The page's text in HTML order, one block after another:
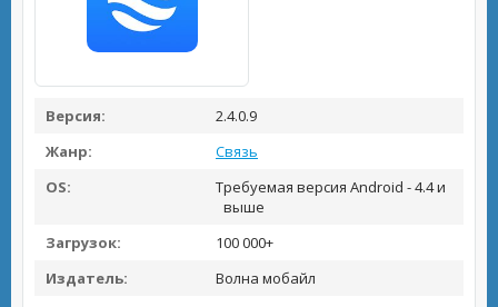
Версия:
2.4.0.9
Жанр:
Связь
OS:
Требуемая версия Android - 4.4 и
выше
Загрузок:
100 000+
Издатель:
Волна мобайл